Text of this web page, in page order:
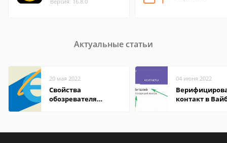
Актуальные статьи
20 мая 2022
Свойства
обозревателя
04 июня 2022
контакт в